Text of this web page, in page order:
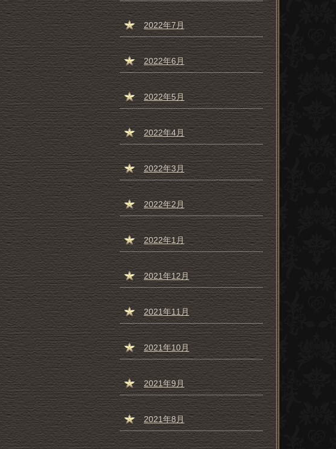
2022年7月
2022年6月
2022年5月
2022年4月
2022年3月
2022年2月
2022年1月
2021年12月
2021年11月
2021年10月
2021年9月
2021年8月